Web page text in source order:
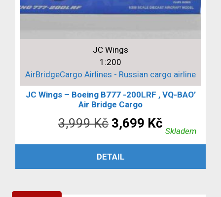
JC Wings
1:200
AirBridgeCargo Airlines - Russian cargo airline
JC Wings – Boeing B777 -200LRF , VQ-BAO’
Air Bridge Cargo
3,999Kč Původní
cena
byla:
3,699 Kč
cena
Skladem
PŘIDAT DO KOŠÍKU
DETAIL